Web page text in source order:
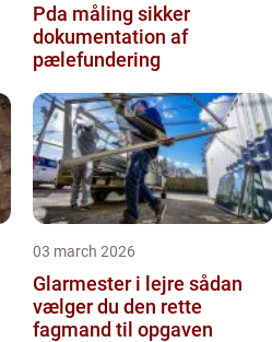
Pda måling sikker
dokumentation af
pælefundering
03 march 2026
Glarmester i lejre sådan
vælger du den rette
fagmand til opgaven